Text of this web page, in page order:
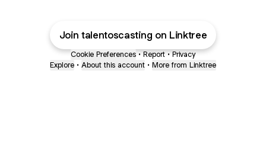
Join talentoscasting on Linktree
Cookie Preferences • Report • Privacy
Explore • About this account • More from Linktree